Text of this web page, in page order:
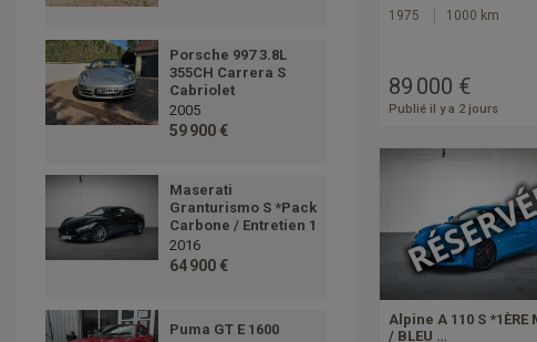
Porsche 997 3.8L
355CH Carrera S
Cabriolet
2005
59 900 €
Maserati
Granturismo S *Pack
Carbone / Entretien 1
2016
64 900 €
Puma GT E 1600
1975 1000 km
89 000 €
Publié il y a 2 jours
Alpine A 110 S *1ÈRE
/ BLEU …